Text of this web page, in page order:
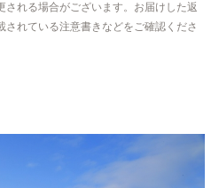
される場合がございます。お届けした返
れている注意書きなどをご確認くださ